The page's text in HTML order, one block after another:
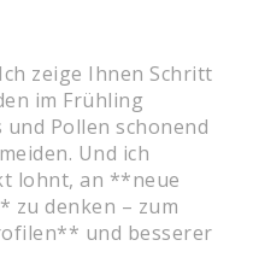
zeige Ihnen Schritt
im Frühling
Pollen schonend
Und ich
lohnt, an **neue
zu denken – zum
und besserer